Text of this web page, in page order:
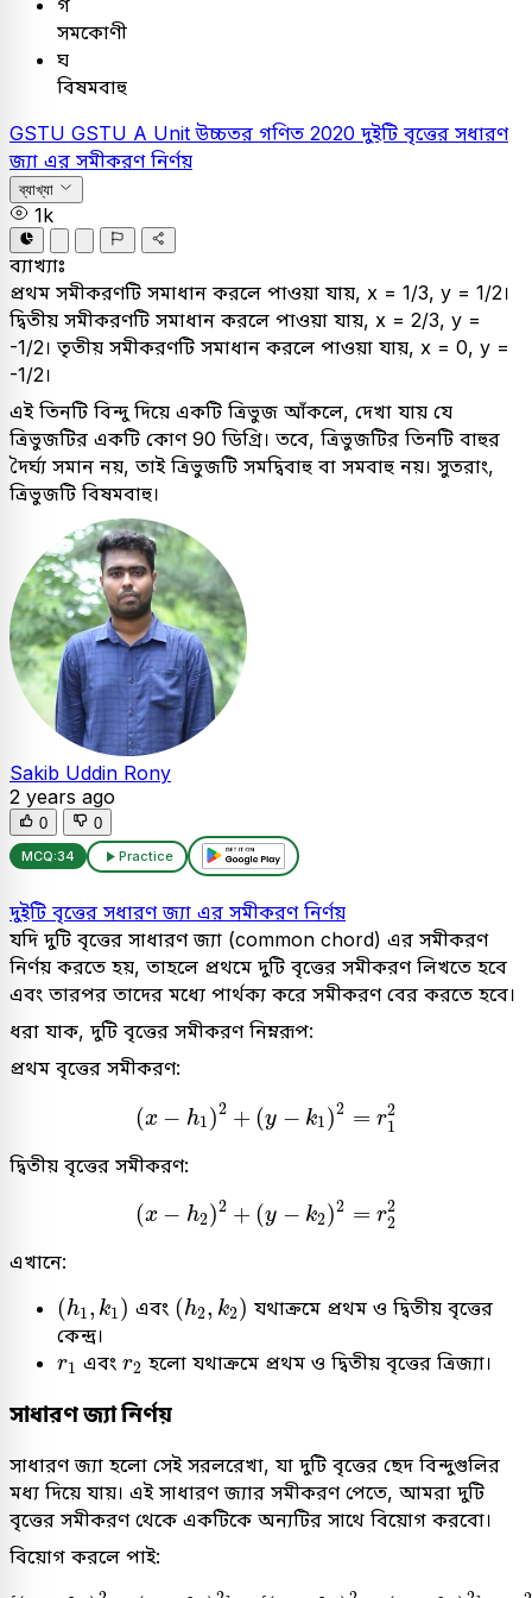
সমকোণী
ঘ
বিষমবাহু
GSTU GSTU A Unitউচ্চতর গণিত 2020 দুইটি বৃত্তের সধারণ
জ্যা এর সমীকরণ নির্ণয়
ব্যাখ্যা
1k
ব্যাখ্যাঃ
প্রথম সমীকরণটি সমাধান করলে পাওয়া যায়, x = 1/3, y = 1/2।
দ্বিতীয় সমীকরণটি সমাধান করলে পাওয়া যায়, x = 2/3, y =
-1/2। তৃতীয় সমীকরণটি সমাধান করলে পাওয়া যায়, x = 0, y =
-1/2।
এই তিনটি বিন্দু দিয়ে একটি ত্রিভুজ আঁকলে, দেখা যায় যে
ত্রিভুজটির একটি কোণ 90 ডিগ্রি। তবে, ত্রিভুজটির তিনটি বাহুর
দৈর্ঘ্য সমান নয়, তাই ত্রিভুজটি সমদ্বিবাহু বা সমবাহু নয়। সুতরাং,
ত্রিভুজটি বিষমবাহু।
Sakib Uddin Rony
2 years ago
0 0
MCQ:34 Practice
দুইটি বৃত্তের সধারণ জ্যা এর সমীকরণ নির্ণয়
যদি দুটি বৃত্তের সাধারণ জ্যা (common chord) এর সমীকরণ
নির্ণয় করতে হয়, তাহলে প্রথমে দুটি বৃত্তের সমীকরণ লিখতে হবে
এবং তারপর তাদের মধ্যে পার্থক্য করে সমীকরণ বের করতে হবে।
ধরা যাক, দুটি বৃত্তের সমীকরণ নিম্নরূপ:
প্রথম বৃত্তের সমীকরণ:
(x − h1)2 + (y − k1)2 = r2
1
−h 1)2 y ) 2=
দ্বিতীয় বৃত্তের সমীকরণ:
(x − h2)2 + (y − k2)2 = r2
2
h )2 y 2) 2=
এখানে:
(h1, k1)
(h k1 ) এবং (h2, k2)
(h k 2 )যথাক্রমে প্রথম ও দ্বিতীয় বৃত্তের
কেন্দ্র।
r1
r1 এবং r2
r2 হলো যথাক্রমে প্রথম ও দ্বিতীয় বৃত্তের ত্রিজ্যা।
সাধারণ জ্যা নির্ণয়
সাধারণ জ্যা হলো সেই সরলরেখা, যা দুটি বৃত্তের ছেদ বিন্দুগুলির
মধ্য দিয়ে যায়। এই সাধারণ জ্যার সমীকরণ পেতে, আমরা দুটি
বৃত্তের সমীকরণ থেকে একটিকে অন্যটির সাথে বিয়োগ করবো।
বিয়োগ করলে পাই: